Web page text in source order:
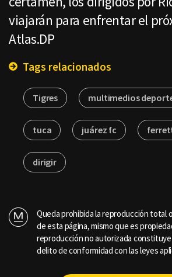
viajarán para enfrentar el
Atlas.DP
Tags relacionados
Tigres multimedios
tuca juárez fc
dirigir
Queda prohibida la reproducción total
de esta página, mismo que es
reproducción no autorizada
delito de conformidad con las leyes